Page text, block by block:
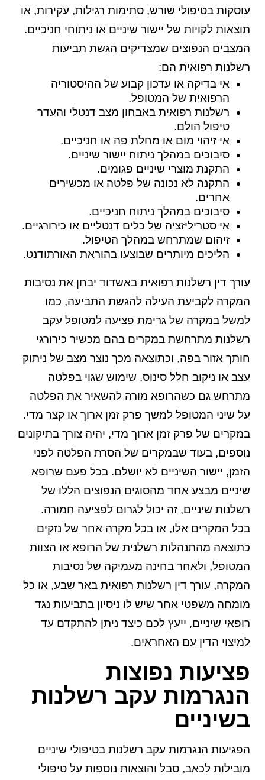
עוסקות בטיפולי שורש, סתימות רגילות, עקירות, או
תוצאות לקויות של יישור שיניים או ניתוחי חניכיים.
המצבים הנפוצים שמצדיקים הגשת תביעות
רשלנות רפואית הם:
אי בדיקה או עדכון קבוע של ההיסטוריה
הרפואית של המטופל.
רשלנות רפואית באבחון מצב דנטלי והעדר
טיפול הולם.
אי זיהוי מום או מחלת פה או חניכיים.
סיבוכים במהלך ניתוח יישור שיניים.
התקנת מוצרי שיניים פגומים.
התקנה לא נכונה של פלטה או מכשירים
אחרים.
סיבוכים במהלך ניתוח חניכיים.
אי סטריליזציה של כלים דנטליים או כירורגיים.
זיהום שמתרחש במהלך הטיפול.
הליכים מיותרים שבוצעו בהוראת האורתודנט.
עורך דין רשלנות רפואית באשדוד יבחן את נסיבות
המקרה לקביעת העילה להגשת התביעה, כמו
למשל במקרה של גרימת פציעה למטופל עקב
רשלנות מתרחשת במקרים בהם מכשיר כירורגי
חותך אזור בפה, וכתוצאה מכך נוצר מצב של ניתוק
עצב או ניקוב חלל סינוס. שימוש שגוי בפלטה
מתרחש גם כשהרופא מורה להשאיר את הפלטה
על שיני המטופל למשך פרק זמן ארוך או קצר מדי.
במקרים של פרק זמן ארוך מדי, יהיה צורך בתיקונים
נוספים, בעוד שבמקרים של הסרת הפלטה לפני
הזמן, יישור השיניים לא יושלם. בכל פעם שרופא
שיניים מבצע אחד מהסוגים הנפוצים הללו של
רשלנות שיניים, זה יכול לגרום לפציעה חמורה.
בכל המקרים אלו, או בכל מקרה אחר של נזקים
כתוצאה מהתנהלות רשלנית של הרופא או הצוות
המטופל, ולאחר בחינה מעמיקה של נסיבות
המקרה, עורך דין רשלנות רפואית באר שבע, או כל
מומחה משפטי אחר שיש לו ניסיון בתביעות נגד
רופאי שיניים, ייעץ לכם כיצד ניתן להתקדם עד
למיצוי הדין עם האחראים.
פציעות נפוצות
הנגרמות עקב רשלנות
בשיניים
הפגיעות הנגרמות עקב רשלנות בטיפולי שיניים
מובילות לכאב, סבל והוצאות נוספות על טיפולי